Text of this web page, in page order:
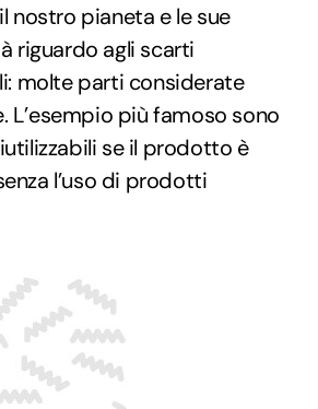
nostro pianeta e le sue
riguardo agli scarti
molte parti considerate
L’esempio più famoso sono
se il prodotto è
l’uso di prodotti